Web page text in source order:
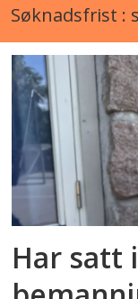
Søknadsfrist :
Har satt